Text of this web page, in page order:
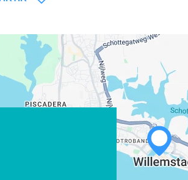
de hacer clic en el